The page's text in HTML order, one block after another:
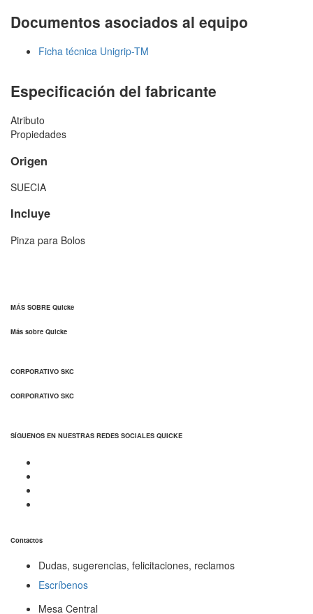
Documentos asociados al equipo
Ficha técnica Unigrip-TM
Especificación del fabricante
Atributo
Propiedades
Origen
SUECIA
Incluye
Pinza para Bolos
MÁS SOBRE Quicke
Más sobre Quicke
CORPORATIVO SKC
CORPORATIVO SKC
SÍGUENOS EN NUESTRAS REDES SOCIALES QUICKE
Contactos
Dudas, sugerencias, felicitaciones, reclamos
Escríbenos
Mesa Central